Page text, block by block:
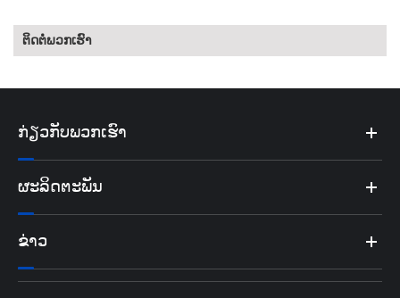
ຕິດຕໍ່ພວກເຮົາ
ກ່ຽວ​ກັບ​ພວກ​ເຮົາ
ຜະລິດຕະພັນ
ຂ່າວ